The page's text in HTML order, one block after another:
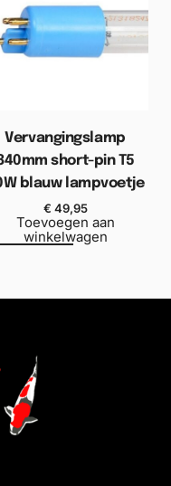
Vervangingslamp
short-pin T5
blauw lampvoetje
€ 49,95
Toevoegen aan
winkelwagen